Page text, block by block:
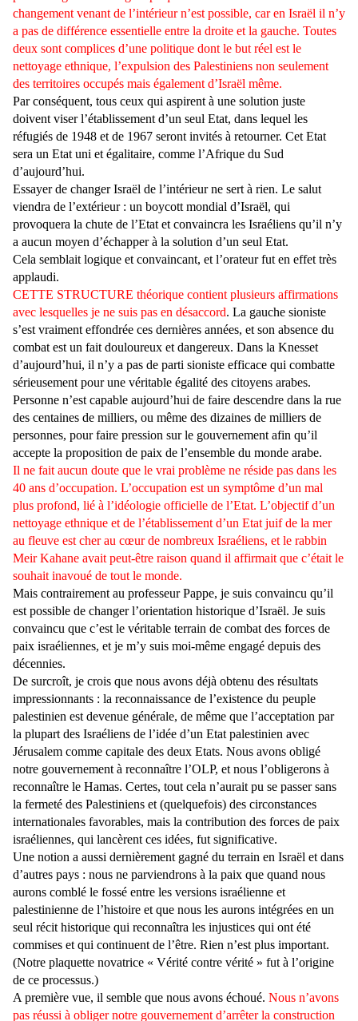
changement venant de l’intérieur n’est possible, car en Israël il n’y
a pas de différence essentielle entre la droite et la gauche. Toutes
deux sont complices d’une politique dont le but réel est le
nettoyage ethnique, l’expulsion des Palestiniens non seulement
des territoires occupés mais également d’Israël même.
Par conséquent, tous ceux qui aspirent à une solution juste
doivent viser l’établissement d’un seul Etat, dans lequel les
réfugiés de 1948 et de 1967 seront invités à retourner. Cet Etat
sera un Etat uni et égalitaire, comme l’Afrique du Sud
d’aujourd’hui.
Essayer de changer Israël de l’intérieur ne sert à rien. Le salut
viendra de l’extérieur : un boycott mondial d’Israël, qui
provoquera la chute de l’Etat et convaincra les Israéliens qu’il n’y
a aucun moyen d’échapper à la solution d’un seul Etat.
Cela semblait logique et convaincant, et l’orateur fut en effet très
applaudi.
CETTE STRUCTURE théorique contient plusieurs affirmations
avec lesquelles je ne suis pas en désaccord. La gauche sioniste
s’est vraiment effondrée ces dernières années, et son absence du
combat est un fait douloureux et dangereux. Dans la Knesset
d’aujourd’hui, il n’y a pas de parti sioniste efficace qui combatte
sérieusement pour une véritable égalité des citoyens arabes.
Personne n’est capable aujourd’hui de faire descendre dans la rue
des centaines de milliers, ou même des dizaines de milliers de
personnes, pour faire pression sur le gouvernement afin qu’il
accepte la proposition de paix de l’ensemble du monde arabe.
Il ne fait aucun doute que le vrai problème ne réside pas dans les
40 ans d’occupation. L’occupation est un symptôme d’un mal
plus profond, lié à l’idéologie officielle de l’Etat. L’objectif d’un
nettoyage ethnique et de l’établissement d’un Etat juif de la mer
au fleuve est cher au cœur de nombreux Israéliens, et le rabbin
Meir Kahane avait peut-être raison quand il affirmait que c’était le
souhait inavoué de tout le monde.
Mais contrairement au professeur Pappe, je suis convaincu qu’il
est possible de changer l’orientation historique d’Israël. Je suis
convaincu que c’est le véritable terrain de combat des forces de
paix israéliennes, et je m’y suis moi-même engagé depuis des
décennies.
De surcroît, je crois que nous avons déjà obtenu des résultats
impressionnants : la reconnaissance de l’existence du peuple
palestinien est devenue générale, de même que l’acceptation par
la plupart des Israéliens de l’idée d’un Etat palestinien avec
Jérusalem comme capitale des deux Etats. Nous avons obligé
notre gouvernement à reconnaître l’OLP, et nous l’obligerons à
reconnaître le Hamas. Certes, tout cela n’aurait pu se passer sans
la fermeté des Palestiniens et (quelquefois) des circonstances
internationales favorables, mais la contribution des forces de paix
israéliennes, qui lancèrent ces idées, fut significative.
Une notion a aussi dernièrement gagné du terrain en Israël et dans
d’autres pays : nous ne parviendrons à la paix que quand nous
aurons comblé le fossé entre les versions israélienne et
palestinienne de l’histoire et que nous les aurons intégrées en un
seul récit historique qui reconnaîtra les injustices qui ont été
commises et qui continuent de l’être. Rien n’est plus important.
(Notre plaquette novatrice « Vérité contre vérité » fut à l’origine
de ce processus.)
A première vue, il semble que nous avons échoué. Nous n’avons
pas réussi à obliger notre gouvernement d’arrêter la construction